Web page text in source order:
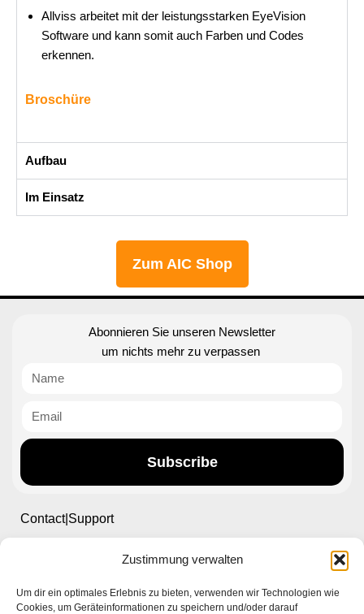
Zustimmung verwalten
Um dir ein optimales Erlebnis zu bieten, verwenden wir Technologien wie
Cookies, um Geräteinformationen zu speichern und/oder darauf
Allviss arbeitet mit der leistungsstarken EyeVision
Software und kann somit auch Farben und Codes
erkennen.
Broschüre
Aufbau
Im Einsatz
Zum AIC Shop
Abonnieren Sie unseren Newsletter
um nichts mehr zu verpassen
Subscribe
Contact|Support
Ettlinger Straße 59, 76137 Karlsruhe, Germany
+49 721 668004230